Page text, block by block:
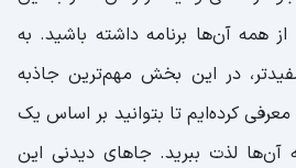
از همه آن‌ها برنامه داشته باشید. به
در این بخش مهم‌ترین جاذبه
کرده‌ایم تا بتوانید بر اساس یک
آن‌ها لذت ببرید. جاهای دیدنی این